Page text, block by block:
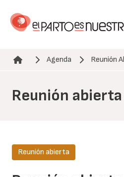
contenido
Ruta de navegación
Agenda Reunión
Reunión
Reunión abierta